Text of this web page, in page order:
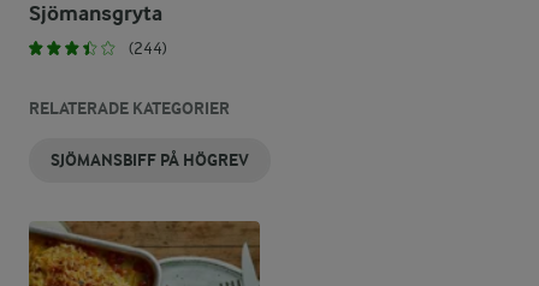
Sjömansgryta
(244)
RELATERADE KATEGORIER
SJÖMANSBIFF PÅ HÖGREV